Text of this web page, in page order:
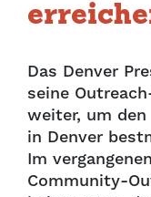
Das Denver
seine
weiter, um
in Denver
Im
Community-